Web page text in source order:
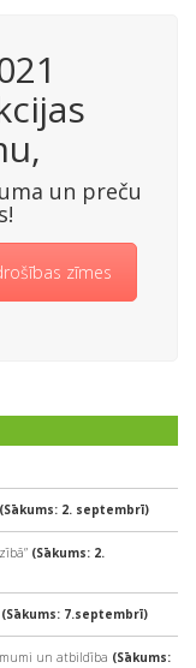
un preču
zīmes
(Sākums: 2. septembrī)
(Sākums: 2.
(Sākums: 7.septembrī)
un atbildība (Sākums: